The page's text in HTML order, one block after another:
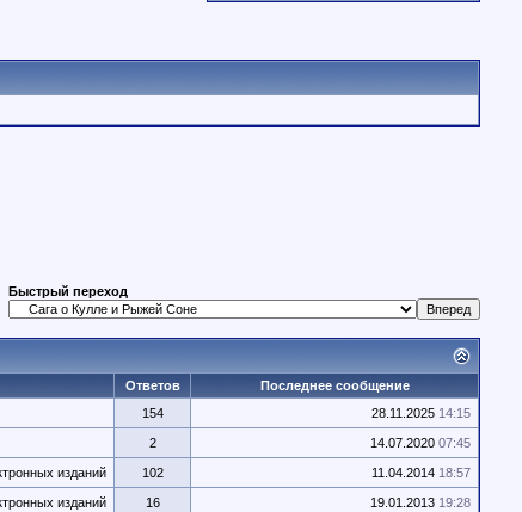
Быстрый переход
Ответов
Последнее сообщение
154 28.11.2025 14:15
2 14.07.2020 07:45
изданий 102 11.04.2014 18:57
изданий 16 19.01.2013 19:28